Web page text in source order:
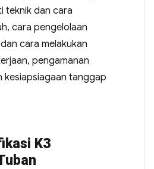
teknik dan cara
cara pengelolaan
cara melakukan
pengamanan
kesiapsiagaan tanggap
K3